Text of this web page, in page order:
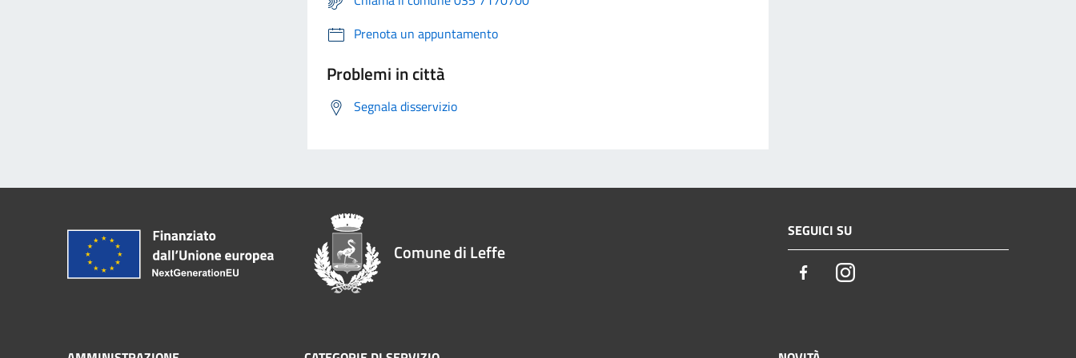
Prenota un appuntamento
Problemi in città
Segnala disservizio
Comune di Leffe
SEGUICI SU
FacebookInstagram